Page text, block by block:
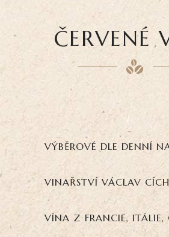
ČERVENÉ
VÝBĚROVÉ DLE DENNÍ
VINAŘSTVÍ VÁCLAV
VÍNA Z FRANCIE, ITÁLIE,